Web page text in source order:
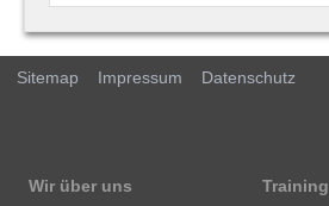
Sitemap Impressum Datenschutz
Wir über uns
Training